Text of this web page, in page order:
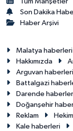
Son Dakika
Haber Arşivi
Malatya haberleri
Hakkımızda
Arguvan haberleri
Battalgazi
Darende
Doğanşehir
Reklam
Kale haberleri